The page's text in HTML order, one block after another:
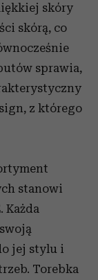
skóry
skórą, co
sprawia,
z którego
stanowi
Każda
jej stylu i
Torebka